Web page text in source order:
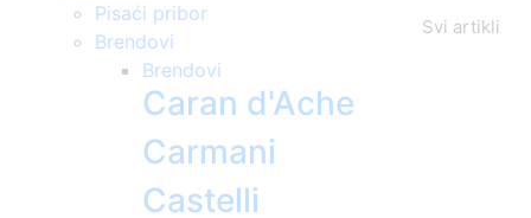
Svi artikli
Pisaći pribor
Brendovi
Brendovi
Caran d'Ache
Carmani
Castelli